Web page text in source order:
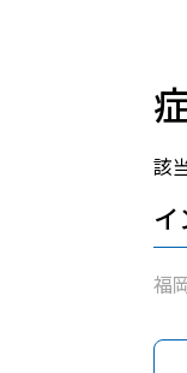
該
福